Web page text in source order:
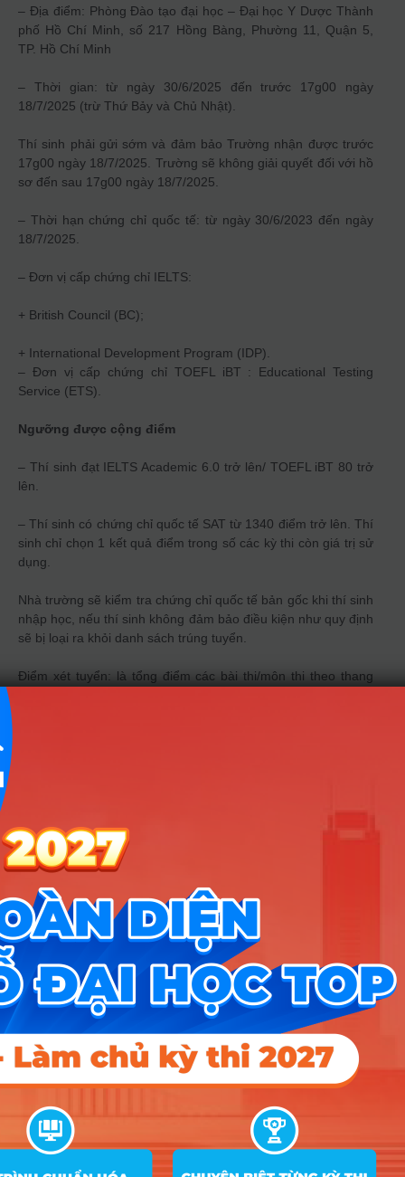
– Địa điểm: Phòng Đào tạo đại học – Đại học Y Dược Thành
phố Hồ Chí Minh, số 217 Hồng Bàng, Phường 11, Quận 5,
TP. Hồ Chí Minh
– Thời gian: từ ngày 30/6/2025 đến trước 17g00 ngày
18/7/2025 (trừ Thứ Bảy và Chủ Nhật).
Thí sinh phải gửi sớm và đảm bảo Trường nhận được trước
17g00 ngày 18/7/2025. Trường sẽ không giải quyết đối với hồ
sơ đến sau 17g00 ngày 18/7/2025.
– Thời hạn chứng chỉ quốc tế: từ ngày 30/6/2023 đến ngày
18/7/2025.
– Đơn vị cấp chứng chỉ IELTS:
+ British Council (BC);
+ International Development Program (IDP).
– Đơn vị cấp chứng chỉ TOEFL iBT : Educational Testing
Service (ETS).
Ngưỡng được cộng điểm
– Thí sinh đạt IELTS Academic 6.0 trở lên/ TOEFL iBT 80 trở
lên.
– Thí sinh có chứng chỉ quốc tế SAT từ 1340 điểm trở lên. Thí
sinh chỉ chọn 1 kết quả điểm trong số các kỳ thi còn giá trị sử
dụng.
Nhà trường sẽ kiểm tra chứng chỉ quốc tế bản gốc khi thí sinh
nhập học, nếu thí sinh không đảm bảo điều kiện như quy định
sẽ bị loại ra khỏi danh sách trúng tuyển.
Điểm xét tuyển: là tổng điểm các bài thi/môn thi theo thang
Hóa học/ Toán + Sinh học + Ngữ văn/ Toán + Sinh học +
Tiếng Anh;
(b) Điểm ưu tiên đối với thí sinh đạt tổng điểm từ 22,5 trở lên
(khi quy đổi về điểm theo thang 10, tổng điểm 3 môn và điểm
cộng (nếu có) tối đa là 30) được xác định theo công thức sau:
Điểm ưu tiên = [(30 – Tổng điểm đạt được)/7,5] x Mức
điểm ưu tiên theo quy định
Mức điểm ưu tiên áp dụng cho khu vực 1 (KV1) là 0,75 điểm,
khu vực 2 nông thôn (KV2-NT) là 0,5 điểm, khu vực 2 (KV2) là
0,25 điểm, khu vực 3 (KV3) không được tính điểm ưu tiên;